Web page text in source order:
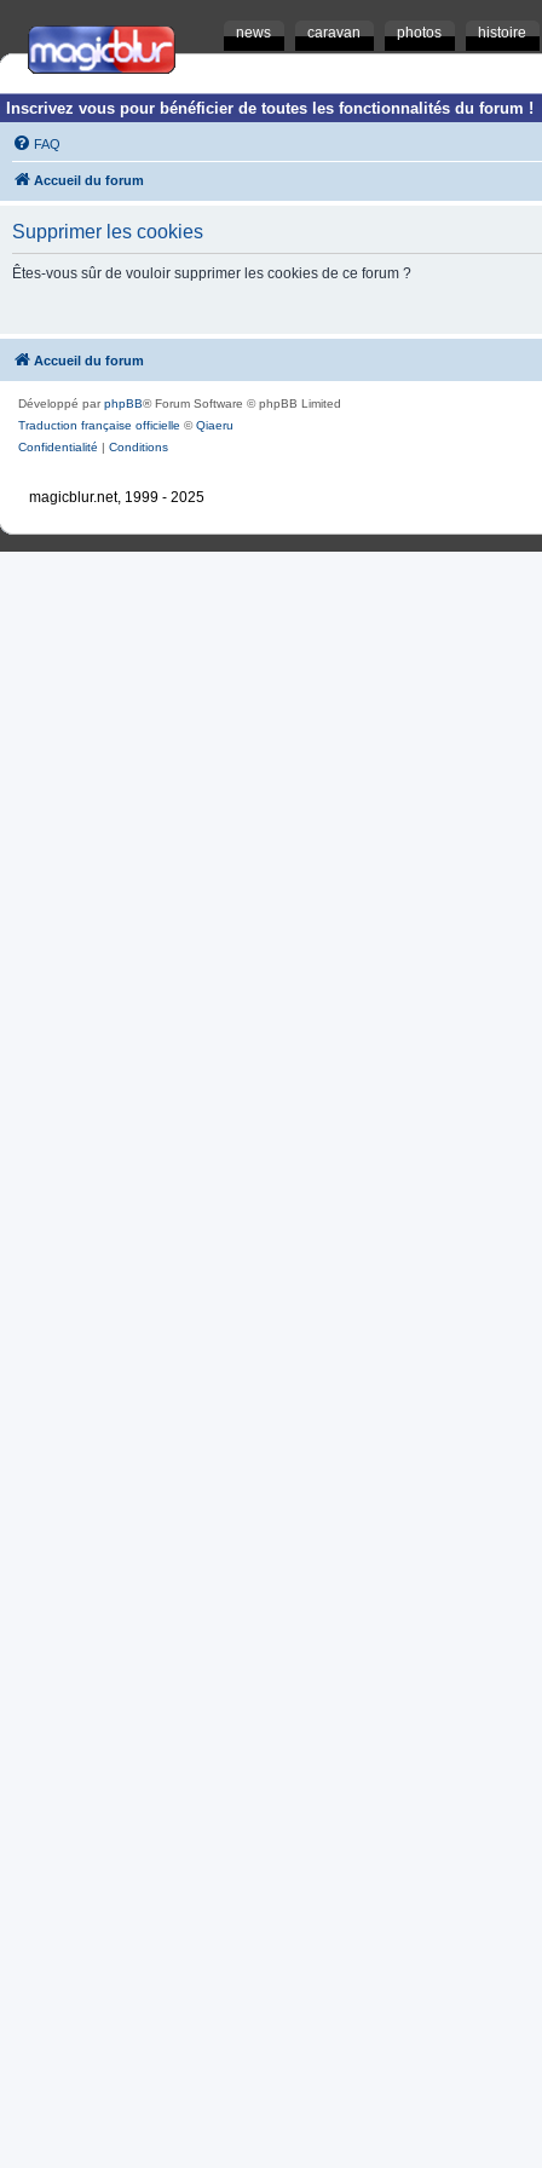
news caravan photos histoire
Inscrivez vous pour bénéficier de toutes les fonctionnalités du forum !
FAQ
Accueil du forum
Supprimer les cookies
Êtes-vous sûr de vouloir supprimer les cookies de ce forum ?
Accueil du forum
Développé parphpBB® Forum Software © phpBB Limited
Traduction française officielle ©Qiaeru
Confidentialité | Conditions
magicblur.net, 1999 - 2025